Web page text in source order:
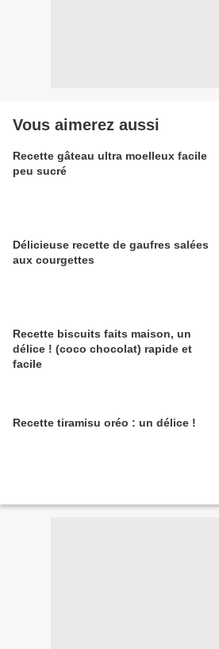
Vous aimerez aussi
Recette gâteau ultra moelleux facile
peu sucré
Délicieuse recette de gaufres salées
aux courgettes
Recette biscuits faits maison, un
délice ! (coco chocolat) rapide et
facile
Recette tiramisu oréo : un délice !